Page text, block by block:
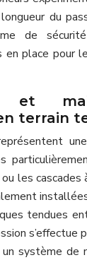
du
de
en place pour
et
terrain
les cascades
tendues
s’effectue
système de